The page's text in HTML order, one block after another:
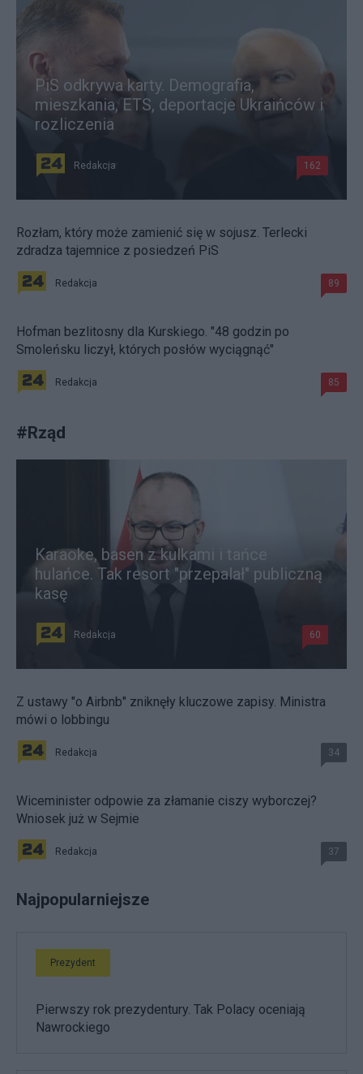
PiS odkrywa karty. Demografia,
mieszkania, ETS, deportacje Ukraińców i
rozliczenia
Redakcja 162
Rozłam, który może zamienić się w sojusz. Terlecki
zdradza tajemnice z posiedzeń PiS
Redakcja 89
Hofman bezlitosny dla Kurskiego. "48 godzin po
Smoleńsku liczył, których posłów wyciągnąć"
Redakcja 85
#Rząd
Karaoke, basen z kulkami i tańce
hulańce. Tak resort "przepalał" publiczną
kasę
Redakcja 60
Z ustawy "o Airbnb" zniknęły kluczowe zapisy. Ministra
mówi o lobbingu
Redakcja 34
Wiceminister odpowie za złamanie ciszy wyborczej?
Wniosek już w Sejmie
Redakcja 37
Najpopularniejsze
Prezydent
Pierwszy rok prezydentury. Tak Polacy oceniają
Nawrockiego